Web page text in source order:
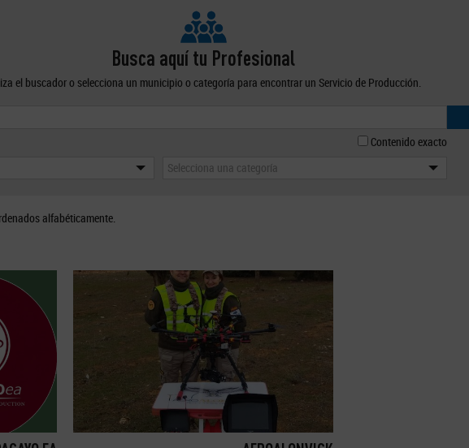
Busca aquí tu Profesional
el buscador o selecciona un municipio o categoría para encontrar un Servicio de Producción.
Contenido exacto
Selecciona una categoría
alfabéticamente.